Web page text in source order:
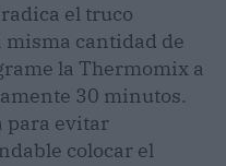
el truco
misma cantidad de
la Thermomix a
30 minutos.
para evitar
colocar el